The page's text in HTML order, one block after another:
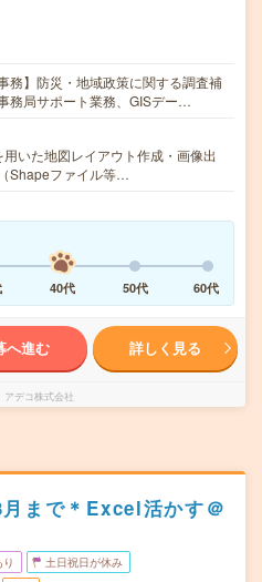
務】防災・地域政策に関する調査補
務局サポート業務、GISデー…
いた地図レイアウト作成・画像出
Shapeファイル等…
40代 50代 60代
へ進む 詳しく見る
アデコ株式会社
まで＊Excel活かす＠
土日祝日が休み